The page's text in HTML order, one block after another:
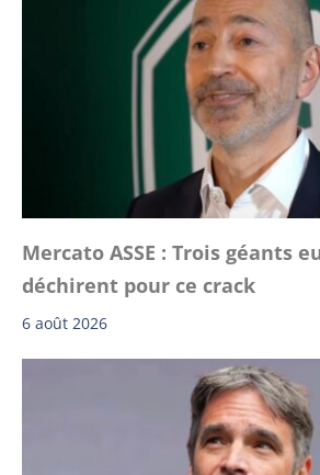
Mercato ASSE : Trois géants
déchirent pour ce crack
6 août 2026